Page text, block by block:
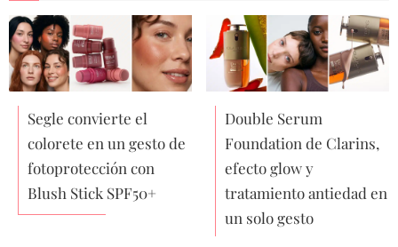
Segle convierte el
colorete en un gesto de
fotoprotección con
Blush Stick SPF50+
Double Serum
Foundation de Clarins,
efecto glow y
tratamiento antiedad en
un solo gesto